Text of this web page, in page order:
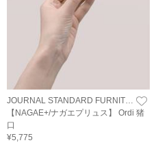
【NAGAE+/ナガエプリュス】 Ordi 猪
口
¥5,775